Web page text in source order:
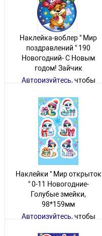
Наклейка-воблер " Мир
поздравлений " 190
Новогодний- С Новым
годом! Зайчик
Авторизуйтесь, чтобы
60 товаров
Наклейки " Мир открыток
" 0-11 Новогодние-
Голубые змейки,
98*159мм
Авторизуйтесь, чтобы